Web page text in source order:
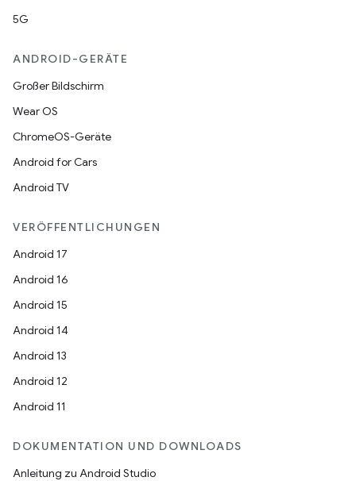
5G
ANDROID-GERÄTE
Großer Bildschirm
Wear OS
ChromeOS-Geräte
Android for Cars
Android TV
VERÖFFENTLICHUNGEN
Android 17
Android 16
Android 15
Android 14
Android 13
Android 12
Android 11
DOKUMENTATION UND DOWNLOADS
Anleitung zu Android Studio